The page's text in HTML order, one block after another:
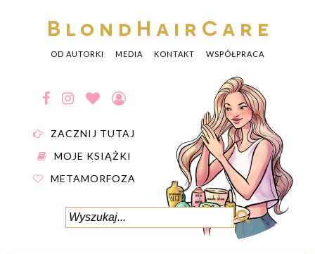
BlondHairCare
OD AUTORKI MEDIA KONTAKT WSPÓŁPRACA
ZACZNIJ TUTAJ
MOJE KSIĄŻKI
METAMORFOZA